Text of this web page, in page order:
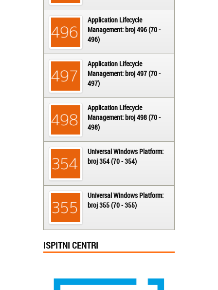
Application Lifecycle
Management: broj 496 (70 -
496)
Application Lifecycle
Management: broj 497 (70 -
497)
Application Lifecycle
Management: broj 498 (70 -
498)
Universal Windows Platform:
broj 354 (70 - 354)
Universal Windows Platform:
broj 355 (70 - 355)
ISPITNI CENTRI